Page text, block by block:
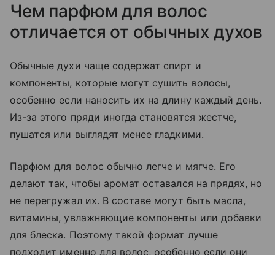
Чем парфюм для волос
отличается от обычных духов
Обычные духи чаще содержат спирт и
компоненты, которые могут сушить волосы,
особенно если наносить их на длину каждый день.
Из-за этого пряди иногда становятся жестче,
пушатся или выглядят менее гладкими.
Парфюм для волос обычно легче и мягче. Его
делают так, чтобы аромат оставался на прядях, но
не перегружал их. В составе могут быть масла,
витамины, увлажняющие компоненты или добавки
для блеска. Поэтому такой формат лучше
подходит именно для волос, особенно если они